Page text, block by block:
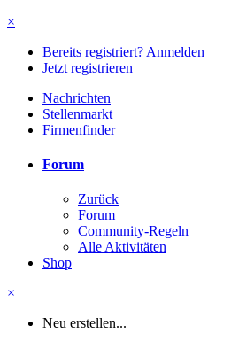
×
Bereits registriert? Anmelden
Jetzt registrieren
Nachrichten
Stellenmarkt
Firmenfinder
Forum
Zurück
Forum
Community-Regeln
Alle Aktivitäten
Shop
×
Neu erstellen...